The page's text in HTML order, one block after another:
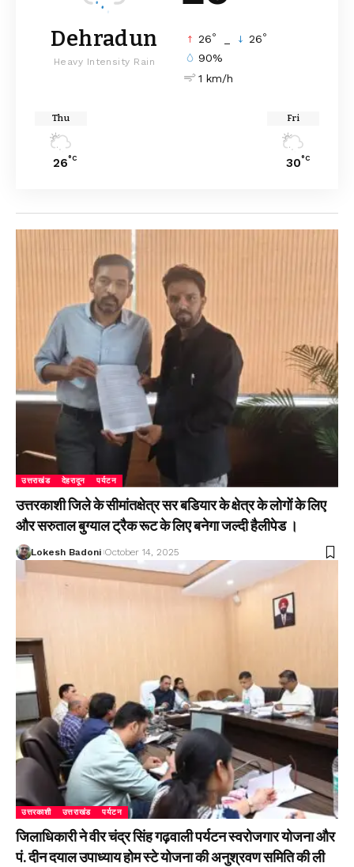
Dehradun
Heavy Intensity Rain
26° 26°
90%
1 km/h
Thu
26°C
Fri
30°C
उत्तराखंड देहरादून पर्यटन
उत्तरकाशी जिले के सीमांतक्षेत्र सर बडियार के क्षेत्र के लोगों के लिए
और सरुताल बुग्याल ट्रैक रूट के लिए बनेगा जल्दी हैलीपेड ।
Lokesh Badoni October 14, 2025
उत्तरकाशी उत्तराखंड पर्यटन
जिलाधिकारी ने वीर चंद्र सिंह गढ़वाली पर्यटन स्वरोजगार योजना और
पं. दीन दयाल उपाध्याय होम स्टे योजना की अनुश्रवण समिति की ली